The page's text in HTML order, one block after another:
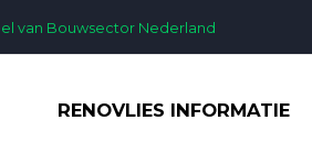
van Bouwsector Nederland
RENOVLIES INFORMATIE